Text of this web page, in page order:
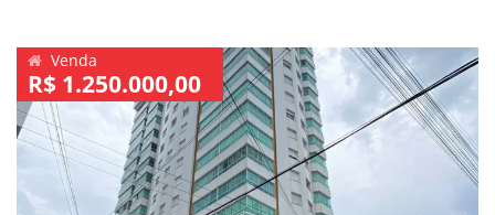
Venda
R$ 1.250.000,00